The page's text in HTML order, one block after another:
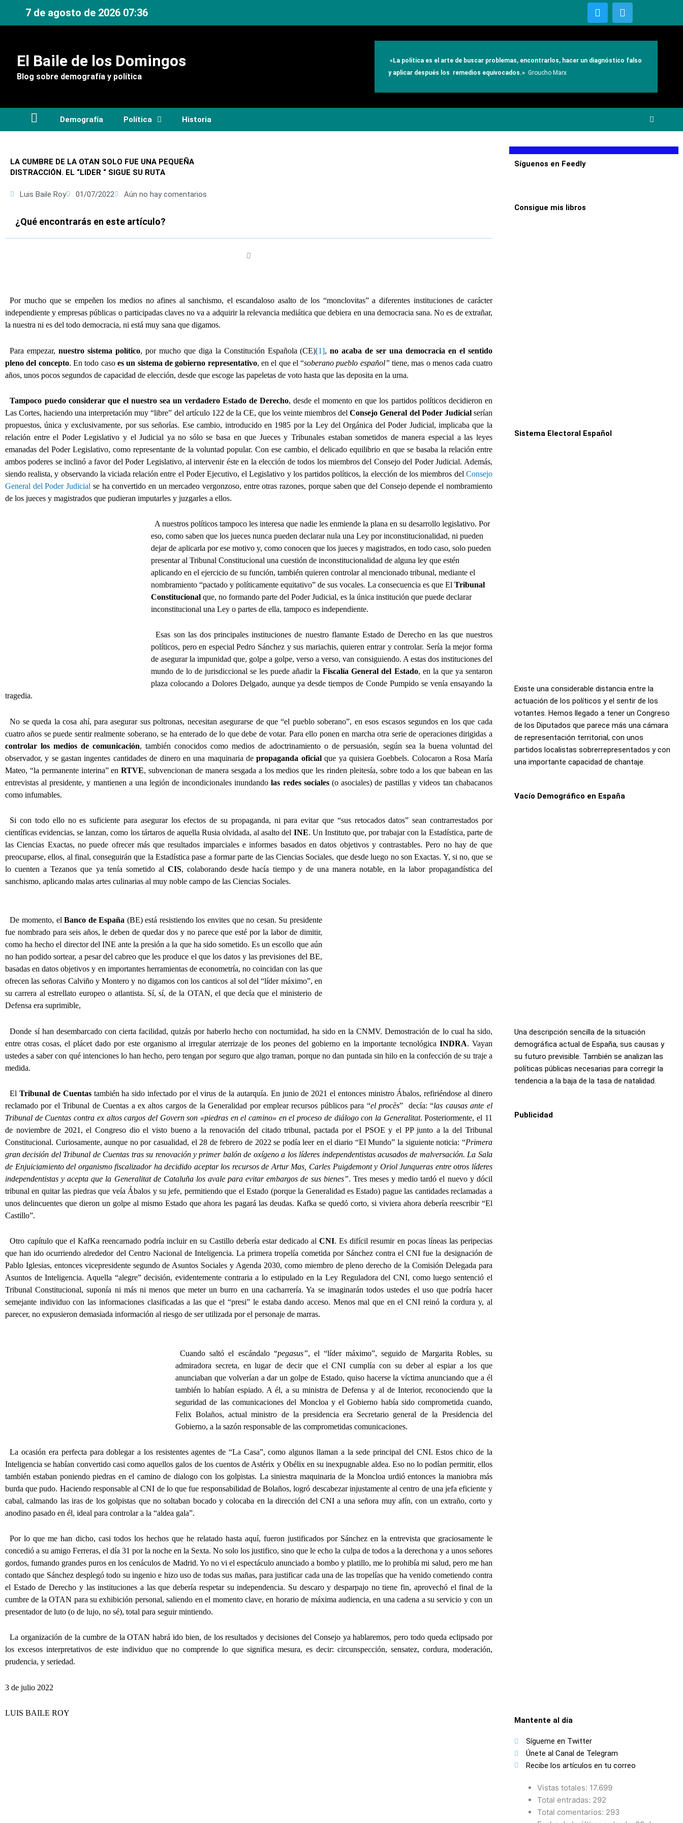
7 de agosto de 2026 07:36
T
w
i
t
e
r
T
e
l
e
r
El Baile de los Domingos
Blog sobre demografía y política
«La política es el arte de buscar problemas, encontrarlos, hacer un diagnóstico falso
y aplicar después los remedios equivocados.»Groucho Marx
Demografía Política Historia
LA CUMBRE DE LA OTAN SOLO FUE UNA PEQUEÑA
DISTRACCIÓN. EL “LIDER “ SIGUE SU RUTA
Luis Baile Roy 01/07/2022 Aún no hay comentarios
¿Qué encontrarás en este artículo?
Por mucho que se empeñen los medios no afines al sanchismo, el escandaloso asalto de los “monclovitas” a diferentes instituciones de carácter
independiente y empresas públicas o participadas claves no va a adquirir la relevancia mediática que debiera en una democracia sana. No es de extrañar,
la nuestra ni es del todo democracia, ni está muy sana que digamos.
Para empezar,nuestro sistema político, por mucho que diga la Constitución Española (CE)[1],no acaba de ser una democracia en el sentido
pleno del concepto. En todo caso es un sistema de gobierno representativo, en el que el “soberano pueblo español” tiene, mas o menos cada cuatro
años, unos pocos segundos de capacidad de elección, desde que escoge las papeletas de voto hasta que las deposita en la urna.
Tampoco puedo considerar que el nuestro sea un verdadero Estado de Derecho, desde el momento en que los partidos políticos decidieron en
Las Cortes, haciendo una interpretación muy “libre” del artículo 122 de la CE, que los veinte miembros delConsejo General del Poder Judicialserían
propuestos, única y exclusivamente, por sus señorías. Ese cambio, introducido en 1985 por la Ley del Orgánica del Poder Judicial, implicaba que la
relación entre el Poder Legislativo y el Judicial ya no sólo se basa en que Jueces y Tribunales estaban sometidos de manera especial a las leyes
emanadas del Poder Legislativo, como representante de la voluntad popular. Con ese cambio, el delicado equilibrio en que se basaba la relación entre
ambos poderes se inclinó a favor del Poder Legislativo, al intervenir éste en la elección de todos los miembros del Consejo del Poder Judicial. Además,
siendo realista, y observando la viciada relación entre el Poder Ejecutivo, el Legislativo y los partidos políticos, la elección de los miembros del Consejo
General del Poder Judicial se ha convertido en un mercadeo vergonzoso, entre otras razones, porque saben que del Consejo depende el nombramiento
de los jueces y magistrados que pudieran imputarles y juzgarles a ellos.
A nuestros políticos tampoco les interesa que nadie les enmiende la plana en su desarrollo legislativo. Por
eso, como saben que los jueces nunca pueden declarar nula una Ley por inconstitucionalidad, ni pueden
dejar de aplicarla por ese motivo y, como conocen que los jueces y magistrados, en todo caso, solo pueden
presentar al Tribunal Constitucional una cuestión de inconstitucionalidad de alguna ley que estén
aplicando en el ejercicio de su función, también quieren controlar al mencionado tribunal, mediante el
nombramiento “pactado y políticamente equitativo” de sus vocales. La consecuencia es que El Tribunal
Constitucional que, no formando parte del Poder Judicial, es la única institución que puede declarar
inconstitucional una Ley o partes de ella, tampoco es independiente.
Esas son las dos principales instituciones de nuestro flamante Estado de Derecho en las que nuestros
políticos, pero en especial Pedro Sánchez y sus mariachis, quieren entrar y controlar. Sería la mejor forma
de asegurar la impunidad que, golpe a golpe, verso a verso, van consiguiendo. A estas dos instituciones del
mundo de lo de jurisdiccional se les puede añadir laFiscalía General del Estado, en la que ya sentaron
plaza colocando a Dolores Delgado, aunque ya desde tiempos de Conde Pumpido se venía ensayando la
tragedia.
No se queda la cosa ahí, para asegurar sus poltronas, necesitan asegurarse de que “el pueblo soberano”, en esos escasos segundos en los que cada
cuatro años se puede sentir realmente soberano, se ha enterado de lo que debe de votar. Para ello ponen en marcha otra serie de operaciones dirigidas a
controlar los medios de comunicación, también conocidos como medios de adoctrinamiento o de persuasión, según sea la buena voluntad del
observador, y se gastan ingentes cantidades de dinero en una maquinaria depropaganda oficialque ya quisiera Goebbels. Colocaron a Rosa María
Mateo, “la permanente interina” enRTVE, subvencionan de manera sesgada a los medios que les rinden pleitesía, sobre todo a los que babean en las
entrevistas al presidente, y mantienen a una legión de incondicionales inundandolas redes sociales(o asociales) de pastillas y videos tan chabacanos
como infumables.
Si con todo ello no es suficiente para asegurar los efectos de su propaganda, ni para evitar que “sus retocados datos” sean contrarrestados por
científicas evidencias, se lanzan, como los tártaros de aquella Rusia olvidada, al asalto del INE. Un Instituto que, por trabajar con la Estadística, parte de
las Ciencias Exactas, no puede ofrecer más que resultados imparciales e informes basados en datos objetivos y contrastables. Pero no hay de que
preocuparse, ellos, al final, conseguirán que la Estadística pase a formar parte de las Ciencias Sociales, que desde luego no son Exactas. Y, si no, que se
lo cuenten a Tezanos que ya tenía sometido alCIS, colaborando desde hacía tiempo y de una manera notable, en la labor propagandística del
sanchismo, aplicando malas artes culinarias al muy noble campo de las Ciencias Sociales.
De momento, elBanco de España (BE) está resistiendo los envites que no cesan. Su presidente
fue nombrado para seis años, le deben de quedar dos y no parece que esté por la labor de dimitir,
como ha hecho el director del INE ante la presión a la que ha sido sometido. Es un escollo que aún
no han podido sortear, a pesar del cabreo que les produce el que los datos y las previsiones del BE,
basadas en datos objetivos y en importantes herramientas de econometría, no coincidan con las que
ofrecen las señoras Calviño y Montero y no digamos con los canticos al sol del “líder máximo”, en
su carrera al estrellato europeo o atlantista. Sí, sí, de la OTAN, el que decía que el ministerio de
Defensa era suprimible,
Donde sí han desembarcado con cierta facilidad, quizás por haberlo hecho con nocturnidad, ha sido en la CNMV. Demostración de lo cual ha sido,
entre otras cosas, el plácet dado por este organismo al irregular aterrizaje de los peones del gobierno en la importante tecnológica INDRA. Vayan
ustedes a saber con qué intenciones lo han hecho, pero tengan por seguro que algo traman, porque no dan puntada sin hilo en la confección de su traje a
medida.
ElTribunal de Cuentastambién ha sido infectado por el virus de la autarquía. En junio de 2021 el entonces ministro Ábalos, refiriéndose al dinero
reclamado por el Tribunal de Cuentas a ex altos cargos de la Generalidad por emplear recursos públicos para “el procès” decía: “las causas ante el
Tribunal de Cuentas contra ex altos cargos del Govern son «piedras en el camino» en el proceso de diálogo con la Generalitat. Posteriormente, el 11
de noviembre de 2021, el Congreso dio el visto bueno a la renovación del citado tribunal, pactada por el PSOE y el PP junto a la del Tribunal
Constitucional. Curiosamente, aunque no por casualidad, el 28 de febrero de 2022 se podía leer en el diario “El Mundo” la siguiente noticia: “Primera
gran decisión del Tribunal de Cuentas tras su renovación y primer balón de oxígeno a los líderes independentistas acusados de malversación. La Sala
de Enjuiciamientodel organismo fiscalizador ha decidido aceptar los recursos de Artur Mas, Carles Puigdemont y Oriol Junqueras entre otros líderes
independentistas y acepta que la Generalitat de Cataluñalos avale para evitar embargos de sus bienes”. Tres meses y medio tardó el nuevo y dócil
tribunal en quitar las piedras que veía Ábalos y su jefe, permitiendo que el Estado (porque la Generalidad es Estado) pague las cantidades reclamadas a
unos delincuentes que dieron un golpe al mismo Estado que ahora les pagará las deudas. Kafka se quedó corto, si viviera ahora debería reescribir “El
Castillo”.
Otro capítulo que el KafKa reencarnado podría incluir en su Castillo debería estar dedicado alCNI. Es difícil resumir en pocas líneas las peripecias
que han ido ocurriendo alrededor del Centro Nacional de Inteligencia. La primera tropelía cometida por Sánchez contra el CNI fue la designación de
Pablo Iglesias, entonces vicepresidente segundo de Asuntos Sociales y Agenda 2030, como miembro de pleno derecho de la Comisión Delegada para
Asuntos de Inteligencia. Aquella “alegre” decisión, evidentemente contraria a lo estipulado en la Ley Reguladora del CNI, como luego sentenció el
Tribunal Constitucional, suponía ni más ni menos que meter un burro en una cacharrería. Ya se imaginarán todos ustedes el uso que podría hacer
semejante individuo con las informaciones clasificadas a las que el “presi” le estaba dando acceso. Menos mal que en el CNI reinó la cordura y, al
parecer, no expusieron demasiada información al riesgo de ser utilizada por el personaje de marras.
Cuando saltó el escándalo “pegasus”, el “líder máximo”, seguido de Margarita Robles, su
admiradora secreta, en lugar de decir que el CNI cumplía con su deber al espiar a los que
anunciaban que volverían a dar un golpe de Estado, quiso hacerse la víctima anunciando que a él
también lo habían espiado. A él, a su ministra de Defensa y al de Interior, reconociendo que la
seguridad de las comunicaciones del Moncloa y el Gobierno había sido comprometida cuando,
Felix Bolaños, actual ministro de la presidencia era Secretario general de la Presidencia del
Gobierno, a la sazón responsable de las comprometidas comunicaciones.
La ocasión era perfecta para doblegar a los resistentes agentes de “La Casa”, como algunos llaman a la sede principal del CNI. Estos chico de la
Inteligencia se habían convertido casi como aquellos galos de los cuentos de Astérix y Obélix en su inexpugnable aldea. Eso no lo podían permitir, ellos
también estaban poniendo piedras en el camino de dialogo con los golpistas. La siniestra maquinaria de la Moncloa urdió entonces la maniobra más
burda que pudo. Haciendo responsable al CNI de lo que fue responsabilidad de Bolaños, logró descabezar injustamente al centro de una jefa eficiente y
cabal, calmando las iras de los golpistas que no soltaban bocado y colocaba en la dirección del CNI a una señora muy afín, con un extraño, corto y
anodino pasado en él, ideal para controlar a la “aldea gala”.
Por lo que me han dicho, casi todos los hechos que he relatado hasta aquí, fueron justificados por Sánchez en la entrevista que graciosamente le
concedió a su amigo Ferreras, el día 31 por la noche en la Sexta. No solo los justifico, sino que le echo la culpa de todos a la derechona y a unos señores
gordos, fumando grandes puros en los cenáculos de Madrid. Yo no vi el espectáculo anunciado a bombo y platillo, me lo prohibía mi salud, pero me han
contado que Sánchez desplegó todo su ingenio e hizo uso de todas sus mañas, para justificar cada una de las tropelías que ha venido cometiendo contra
el Estado de Derecho y las instituciones a las que debería respetar su independencia. Su descaro y desparpajo no tiene fin, aprovechó el final de la
cumbre de la OTAN para su exhibición personal, saliendo en el momento clave, en horario de máxima audiencia, en una cadena a su servicio y con un
presentador de luto (o de lujo, no sé), total para seguir mintiendo.
La organización de la cumbre de la OTAN habrá ido bien, de los resultados y decisiones del Consejo ya hablaremos, pero todo queda eclipsado por
los excesos interpretativos de este individuo que no comprende lo que significa mesura, es decir: circunspección, sensatez, cordura, moderación,
prudencia, y seriedad.
3 de julio 2022
LUIS BAILE ROY
Síguenos en Feedly
Consigue mis libros
Sistema Electoral Español
Existe una considerable distancia entre la
actuación de los políticos y el sentir de los
votantes. Hemos llegado a tener un Congreso
de los Diputados que parece más una cámara
de representación territorial, con unos
partidos localistas sobrerrepresentados y con
una importante capacidad de chantaje.
Vacío Demográfico en España
Una descripción sencilla de la situación
demográfica actual de España, sus causas y
su futuro previsible. También se analizan las
políticas públicas necesarias para corregir la
tendencia a la baja de la tasa de natalidad.
Publicidad
Mantente al día
Sígueme en Twitter
Únete al Canal de Telegram
Recibe los artículos en tu correo
Vistas totales: 17.699
Total entradas: 292
Total comentarios: 293